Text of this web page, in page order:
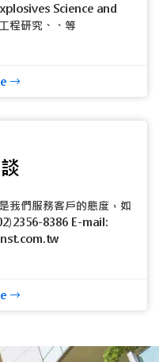
Science and
程研究、、等
我們服務客戶的態度，如
8386 E-mail: